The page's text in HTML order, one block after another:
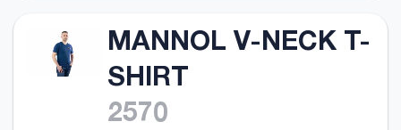
MANNOL V-NECK T-
SHIRT
2570